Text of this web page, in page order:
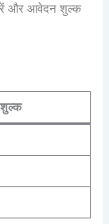
और आवेदन शुल्क
शुल्क